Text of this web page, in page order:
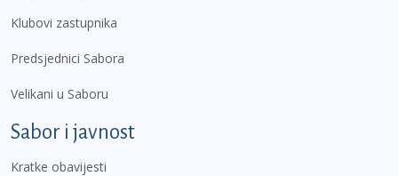
Klubovi zastupnika
Predsjednici Sabora
Velikani u Saboru
Sabor i javnost
Kratke obavijesti